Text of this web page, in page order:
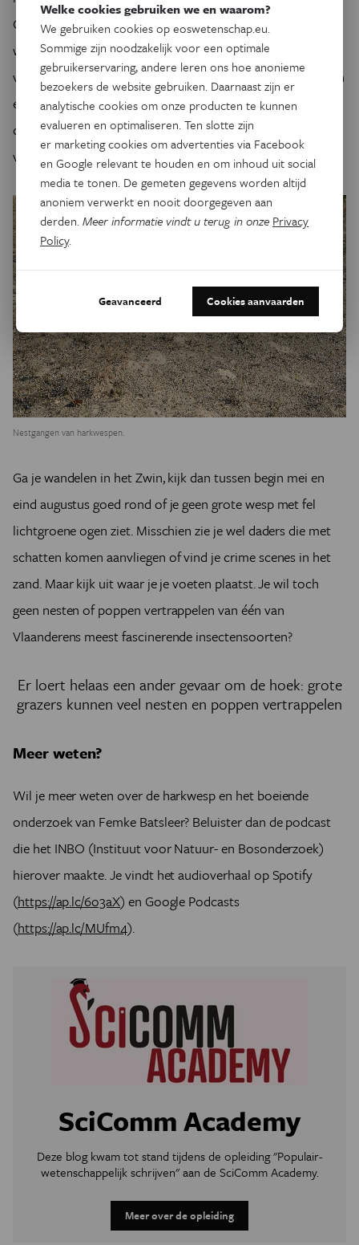
Op die manier is er veel minder kans op vertrapping en
worden heel wat harkwespnesten gespaard. En zijn beide
voorgaande opties niet meer mogelijk, dan kunnen paarden
en runderen worden ingezet. Hoe meer nesten er door dit
drietrapssysteem gespaard worden; hoe beter, want elke
vertrapping van deze zeldzame soort is er eentje te veel.
Nestgangen van harkwespen.
Ga je wandelen in het Zwin, kijk dan tussen begin mei en
eind augustus goed rond of je geen grote wesp met fel
lichtgroene ogen ziet. Misschien zie je wel daders die met
schatten komen aanvliegen of vind je crime scenes in het
zand. Maar kijk uit waar je je voeten plaatst. Je wil toch
geen nesten of poppen vertrappelen van één van
Vlaanderens meest fascinerende insectensoorten?
Er loert helaas een ander gevaar om de hoek: grote
grazers kunnen veel nesten en poppen vertrappelen
Meer weten?
Wil je meer weten over de harkwesp en het boeiende
onderzoek van Femke Batsleer? Beluister dan de podcast
die het INBO (Instituut voor Natuur- en Bosonderzoek)
hierover maakte. Je vindt het audioverhaal op Spotify
(https://ap.lc/6o3aX) en Google Podcasts
(https://ap.lc/MUfm4).
SciComm Academy
Deze blog kwam tot stand tijdens de opleiding "Populair-
wetenschappelijk schrijven" aan de SciComm Academy.
Meer over de opleiding
Welke cookies gebruiken we en waarom?
We gebruiken cookies op eoswetenschap.eu.
Sommige zijn noodzakelijk voor een optimale
gebruikerservaring, andere leren ons hoe anonieme
bezoekers de website gebruiken. Daarnaast zijn er
analytische cookies om onze producten te kunnen
evalueren en optimaliseren. Ten slotte zijn
er marketing cookies om advertenties via Facebook
en Google relevant te houden en om inhoud uit social
media te tonen. De gemeten gegevens worden altijd
anoniem verwerkt en nooit doorgegeven aan
derden.Meer informatie vindt u terug in onze Privacy
Policy.
Geavanceerd Cookies aanvaarden